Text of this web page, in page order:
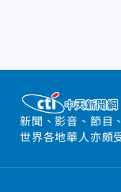
新聞、影音、節目
世界各地華人亦頗